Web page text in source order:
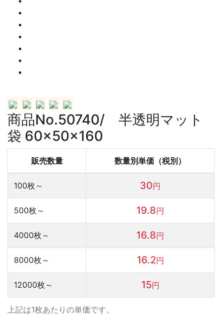
商品No.50740/ 半透明マット
袋 60×50×160
上記は1枚あたりの単価です。
販売数量 数量別単価（税別）
100枚～ 30円
500枚～ 19.8円
4000枚～ 16.8円
8000枚～ 16.2円
12000枚～ 15円